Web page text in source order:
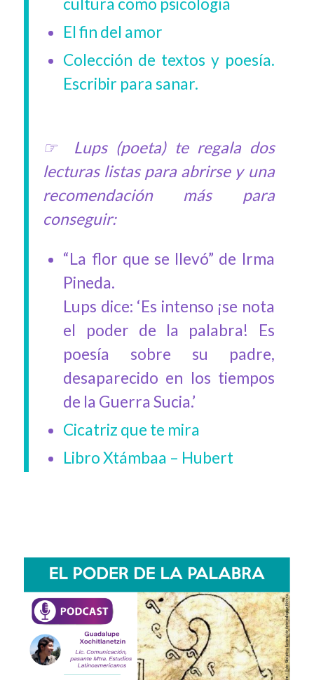
cultura como psicología
El fin del amor
Colección de textos y poesía.
Escribir para sanar.
☞ Lups (poeta) te regala dos
lecturas listas para abrirse y una
recomendación más para
conseguir:
“La flor que se llevó” de Irma
Pineda.
Lups dice: ‘Es intenso ¡se nota
el poder de la palabra! Es
poesía sobre su padre,
desaparecido en los tiempos
de la Guerra Sucia.’
Cicatriz que te mira
Libro Xtámbaa – Hubert